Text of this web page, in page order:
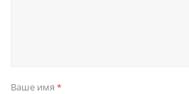
Ваше имя *